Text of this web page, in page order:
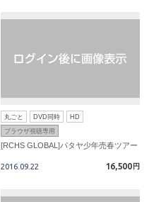
丸ごと DVD同時
HD
ブラウザ視聴専用
[RCHS GLOBAL]パタヤ少年売春ツアー
2016.09.22 16,500 円